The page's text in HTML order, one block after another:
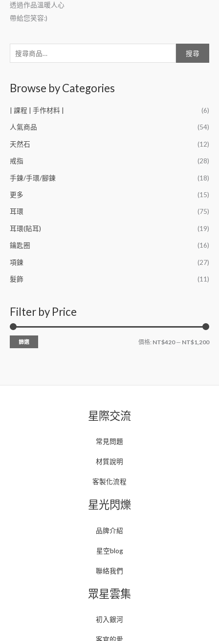
透過作品溫暖人心
帶給您笑容:)
搜尋
Browse by Categories
| 課程 | 手作材料 | (6)
人氣商品 (54)
天然石 (12)
戒指 (28)
手鍊/手環/腳鍊 (18)
更多 (15)
耳環 (75)
耳環(貼耳) (19)
鑰匙圈 (16)
項鍊 (27)
髮飾 (11)
Filter by Price
篩選 價格: NT$420— NT$1,200
星際交流
常見問題
材質說明
客製化流程
星光閃爍
品牌介紹
星空blog
聯絡我們
眾星雲集
初入銀河